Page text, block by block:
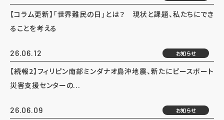
【コラム更新】「世界難民の日」とは？ 現状と課題、私たちにでき
ることを考える
26.06.12 お知らせ
【続報2】フィリピン南部ミンダナオ島沖地震、新たにピースボート
災害支援センターの...
26.06.09 お知らせ